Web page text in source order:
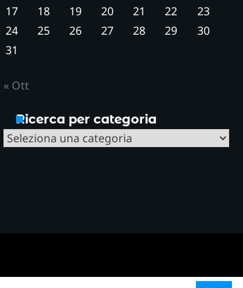
17
18 19 20 21 22
23
24
25 26 27 28 29
30
31
« Ott
Ricerca per categoria
Ricerca